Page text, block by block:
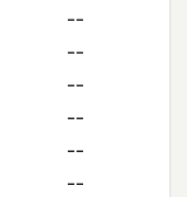
--
--
--
--
--
--